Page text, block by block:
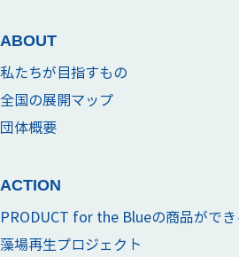
ABOUT
私たちが目指すもの
全国の展開マップ
団体概要
ACTION
PRODUCT for the Blueの商品がで
藻場再生プロジェクト